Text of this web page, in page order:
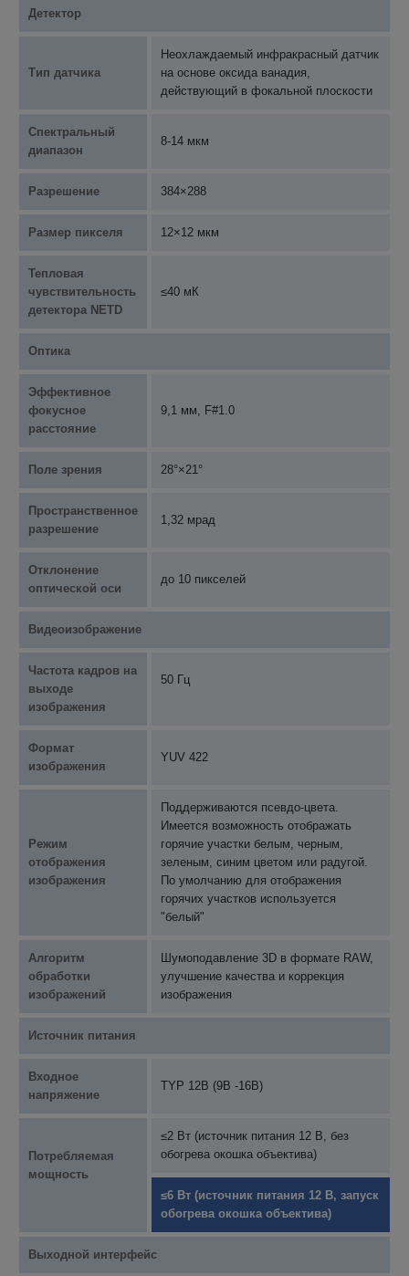
Детектор
Тип датчика
Неохлаждаемый инфракрасный датчик
на основе оксида ванадия,
действующий в фокальной плоскости
Спектральный
диапазон
8-14 мкм
Разрешение 384×288
Размер пикселя 12×12 мкм
Тепловая
чувствительность
детектора NETD
≤40 мК
Оптика
Эффективное
фокусное
расстояние
9,1 мм, F#1.0
Поле зрения 28°×21°
Пространственное
разрешение
1,32 мрад
Отклонение
оптической оси
до 10 пикселей
Видеоизображение
Частота кадров на
выходе
изображения
50 Гц
Формат
изображения
YUV 422
Режим
отображения
изображения
Поддерживаются псевдо-цвета.
Имеется возможность отображать
горячие участки белым, черным,
зеленым, синим цветом или радугой.
По умолчанию для отображения
горячих участков используется
"белый"
Алгоритм
обработки
изображений
Шумоподавление 3D в формате RAW,
улучшение качества и коррекция
изображения
Источник питания
Входное
напряжение
TYP 12В (9В -16В)
Потребляемая
мощность
≤2 Вт (источник питания 12 В, без
обогрева окошка объектива)
≤6 Вт (источник питания 12 В, запуск
обогрева окошка объектива)
Выходной интерфейс